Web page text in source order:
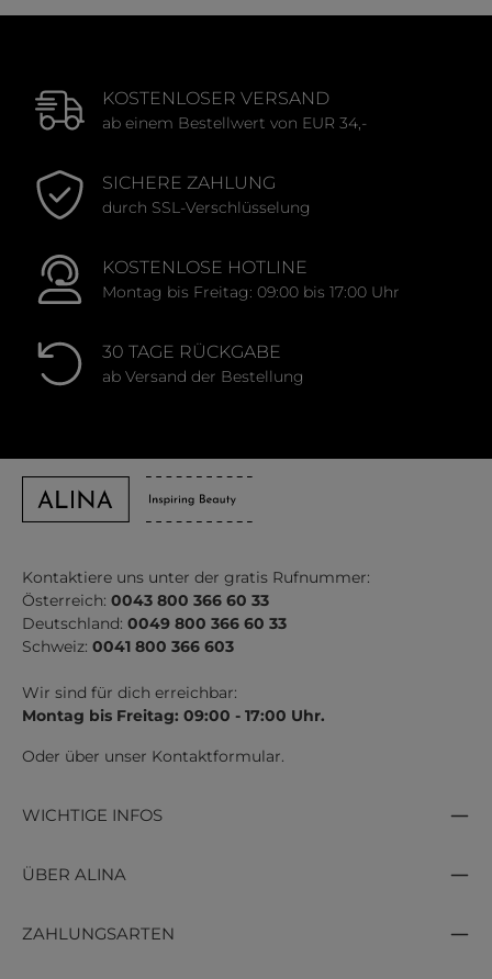
KOSTENLOSER VERSAND
ab einem Bestellwert von EUR 34,-
SICHERE ZAHLUNG
durch SSL-Verschlüsselung
KOSTENLOSE HOTLINE
Montag bis Freitag: 09:00 bis 17:00 Uhr
30 TAGE RÜCKGABE
ab Versand der Bestellung
Kontaktiere uns unter der gratis Rufnummer:
Österreich: 0043 800 366 60 33
Deutschland: 0049 800 366 60 33
Schweiz: 0041 800 366 603
Wir sind für dich erreichbar:
Montag bis Freitag: 09:00 - 17:00 Uhr.
Oder über unser Kontaktformular.
WICHTIGE INFOS
ÜBER ALINA
ZAHLUNGSARTEN